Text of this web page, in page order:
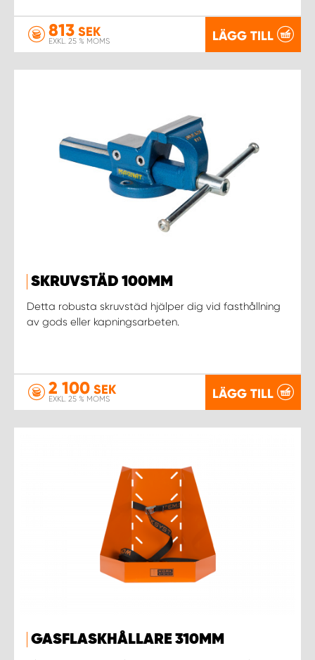
813 SEK
EXKL. 25 % MOMS LÄGG TILL
SKRUVSTÄD 100MM
Detta robusta skruvstäd hjälper dig vid fasthållning
av gods eller kapningsarbeten.
2 100 SEK
EXKL. 25 % MOMS LÄGG TILL
GASFLASKHÅLLARE 310MM